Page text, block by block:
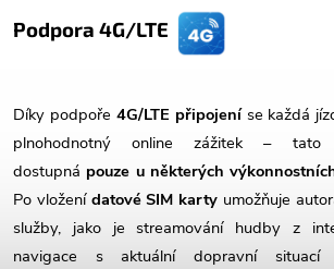
Podpora 4G/LTE
Díky podpoře 4G/LTE připojení se každá
plnohodnotný online zážitek –
dostupná pouze u některých
Po vložení datové SIM karty umožňuje
služby, jako je streamování hudby z
navigace s aktuální dopravní situací